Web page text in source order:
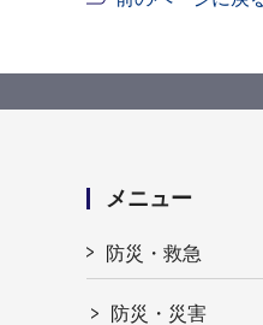
メニュー
防災・救急
防災・災害